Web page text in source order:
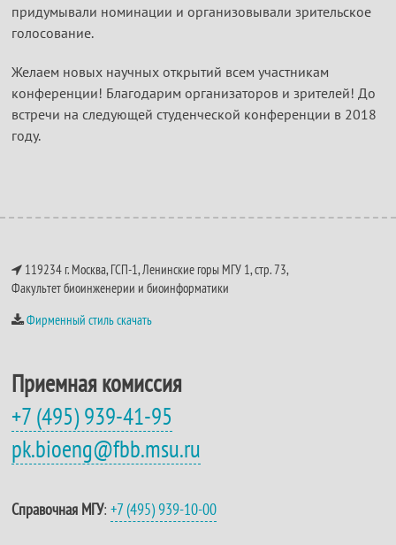
придумывали номинации и организовывали зрительское
голосование.
Желаем новых научных открытий всем участникам
конференции! Благодарим организаторов и зрителей! До
встречи на следующей студенческой конференции в 2018
году.
119234 г. Москва, ГСП-1, Ленинские горы МГУ 1, стр. 73,
Факультет биоинженерии и биоинформатики
Фирменный стиль скачать
Приемная комиссия
+7 (495) 939-41-95
pk.bioeng@fbb.msu.ru
Справочная МГУ:+7 (495) 939-10-00